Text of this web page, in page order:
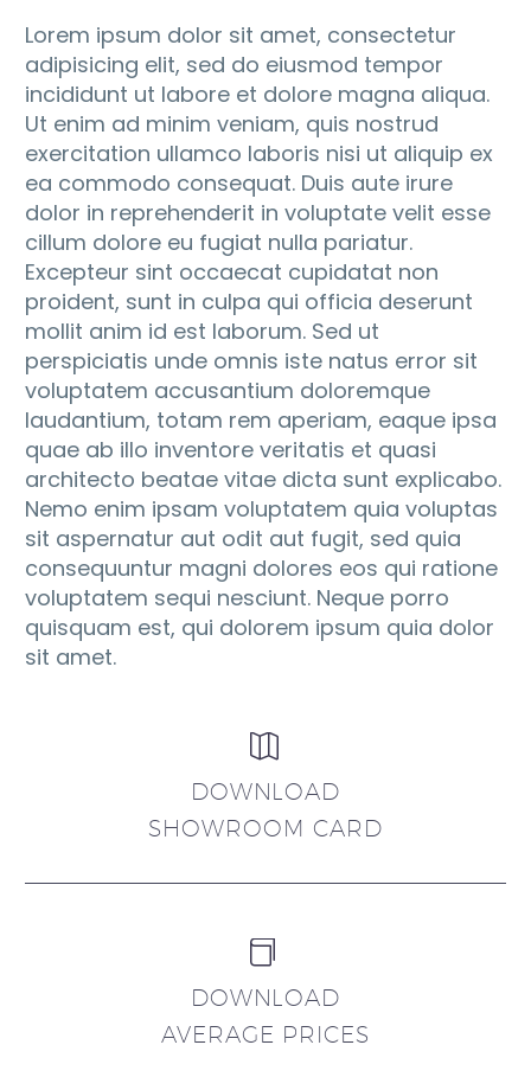
Lorem ipsum dolor sit amet, consectetur
adipisicing elit, sed do eiusmod tempor
incididunt ut labore et dolore magna aliqua.
Ut enim ad minim veniam, quis nostrud
exercitation ullamco laboris nisi ut aliquip ex
ea commodo consequat. Duis aute irure
dolor in reprehenderit in voluptate velit esse
cillum dolore eu fugiat nulla pariatur.
Excepteur sint occaecat cupidatat non
proident, sunt in culpa qui officia deserunt
mollit anim id est laborum. Sed ut
perspiciatis unde omnis iste natus error sit
voluptatem accusantium doloremque
laudantium, totam rem aperiam, eaque ipsa
quae ab illo inventore veritatis et quasi
architecto beatae vitae dicta sunt explicabo.
Nemo enim ipsam voluptatem quia voluptas
sit aspernatur aut odit aut fugit, sed quia
consequuntur magni dolores eos qui ratione
voluptatem sequi nesciunt. Neque porro
quisquam est, qui dolorem ipsum quia dolor
sit amet.


DOWNLOAD
SHOWROOM CARD


DOWNLOAD
AVERAGE PRICES